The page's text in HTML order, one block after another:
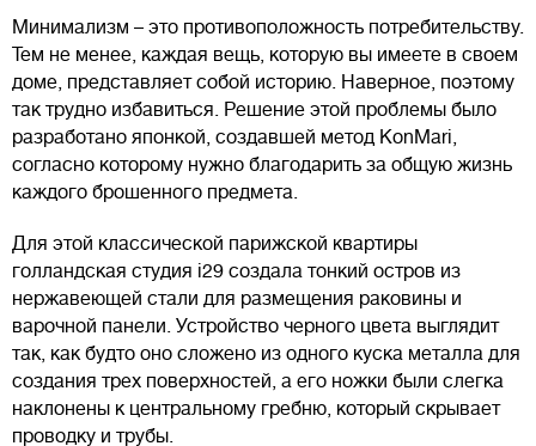
Минимализм – это противоположность потребительству.
Тем не менее, каждая вещь, которую вы имеете в своем
доме, представляет собой историю. Наверное, поэтому
так трудно избавиться. Решение этой проблемы было
разработано японкой, создавшей метод KonMari,
согласно которому нужно благодарить за общую жизнь
каждого брошенного предмета.
Для этой классической парижской квартиры
голландская студия i29 создала тонкий остров из
нержавеющей стали для размещения раковины и
варочной панели. Устройство черного цвета выглядит
так, как будто оно сложено из одного куска металла для
создания трех поверхностей, а его ножки были слегка
наклонены к центральному гребню, который скрывает
проводку и трубы.